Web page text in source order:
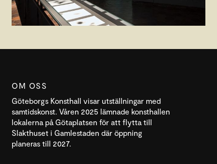
OM OSS
Göteborgs Konsthall visar utställningar med
samtidskonst. Våren 2025 lämnade konsthallen
lokalerna på Götaplatsen för att flytta till
Slakthuset i Gamlestaden där öppning
planeras till 2027.